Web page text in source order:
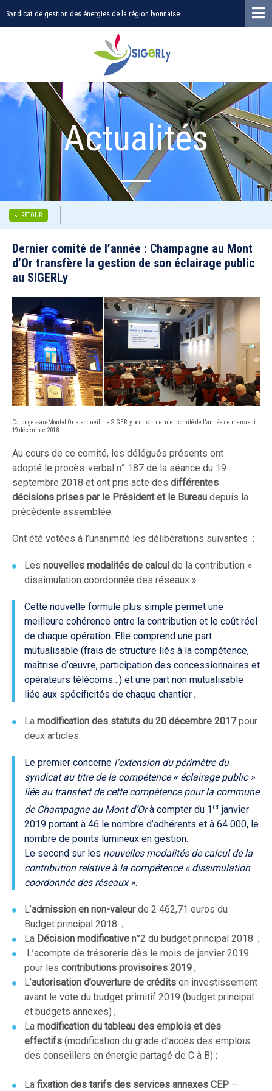
Syndicat de gestion des énergies de la région lyonnaise
Actualités
RETOUR
Dernier comité de l’année : Champagne au Mont
d’Or transfère la gestion de son éclairage public
au SIGERLy
Collonges-au-Mont-d’Or a accueilli le SIGERLy pour son dernier comité de l’année ce mercredi
19 décembre 2018
Au cours de ce comité, les délégués présents ont
adopté le procès-verbal n° 187 de la séance du 19
septembre 2018 et ont pris acte des différentes
décisions prises par le Président et le Bureau depuis la
précédente assemblée.
Ont été votées à l’unanimité les délibérations suivantes :
Les nouvelles modalités de calcul de la contribution «
dissimulation coordonnée des réseaux ».
Cette nouvelle formule plus simple permet une
meilleure cohérence entre la contribution et le coût réel
de chaque opération. Elle comprend une part
mutualisable (frais de structure liés à la compétence,
maitrise d’œuvre, participation des concessionnaires et
opérateurs télécoms…) et une part non mutualisable
liée aux spécificités de chaque chantier ;
La modification des statuts du 20 décembre 2017pour
deux articles.
Le premier concerne l’extension du périmètre du
syndicat au titre de la compétence « éclairage public »
liée au transfert de cette compétence pour la commune
de Champagne au Mont d’Orà compter du 1erjanvier
2019 portant à 46 le nombre d’adhérents et à 64 000, le
nombre de points lumineux en gestion.
Le second sur les nouvelles modalités de calcul de la
contribution relative à la compétence « dissimulation
coordonnée des réseaux ».
L’admission en non-valeurde 2 462,71 euros du
Budget principal 2018 ;
La Décision modificative n°2 du budget principal 2018 ;
L’acompte de trésorerie dès le mois de janvier 2019
pour les contributions provisoires 2019 ;
L’autorisation d’ouverture de crédits en investissement
avant le vote du budget primitif 2019 (budget principal
et budgets annexes) ;
La modification du tableau des emplois et des
effectifs (modification du grade d’accès des emplois
des conseillers en énergie partagé de C à B) ;
La fixation des tarifs des services annexes CEP –